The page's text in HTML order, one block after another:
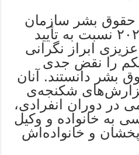
حقوق بشر سازمان
ملل در ۱۴ ژانویه ۲۰۲۵ نسبت به تأیید
ابراز نگرانی
را نقض جدی
بشر دانستند. آنان
شکنجه‌ی
در دوران انفرادی،
به خانواده و وکیل
و خانواده‌اش